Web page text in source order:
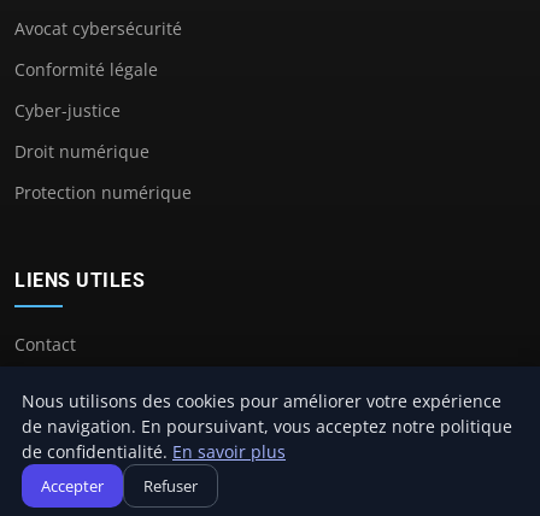
Avocat cybersécurité
Conformité légale
Cyber-justice
Droit numérique
Protection numérique
LIENS UTILES
Contact
© 2026 Avocat Cybersecurité. Tous droits réservés.
À proposMentions légales
Nous utilisons des cookies pour améliorer votre expérience
de navigation. En poursuivant, vous acceptez notre politique
de confidentialité. En savoir plus
Accepter Refuser